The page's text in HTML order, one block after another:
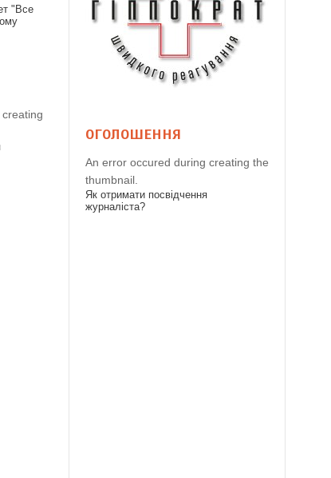
"Все
ОГОЛОШЕННЯ
An error occured during creating the
thumbnail.
Як отримати посвідчення
журналіста?